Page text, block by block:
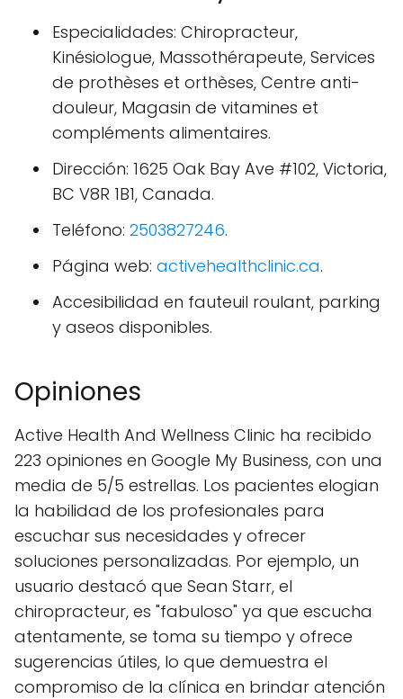
Especialidades: Chiropracteur,
Kinésiologue, Massothérapeute, Services
de prothèses et orthèses, Centre anti-
douleur, Magasin de vitamines et
compléments alimentaires.
Dirección: 1625 Oak Bay Ave #102, Victoria,
BC V8R 1B1, Canada.
Teléfono: 2503827246.
Página web: activehealthclinic.ca.
Accesibilidad en fauteuil roulant, parking
y aseos disponibles.
Opiniones
Active Health And Wellness Clinic ha recibido
223 opiniones en Google My Business, con una
media de 5/5 estrellas. Los pacientes elogian
la habilidad de los profesionales para
escuchar sus necesidades y ofrecer
soluciones personalizadas. Por ejemplo, un
usuario destacó que Sean Starr, el
chiropracteur, es "fabuloso" ya que escucha
atentamente, se toma su tiempo y ofrece
sugerencias útiles, lo que demuestra el
compromiso de la clínica en brindar atención